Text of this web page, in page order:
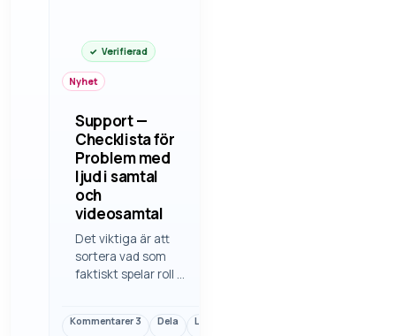
Verifierad
Nyhet
Support —
Checklista för
Problem med
ljud i samtal
och
videosamtal
Det viktiga är att
sortera vad som
faktiskt spelar roll i
videosamtal. Det är
Kommentarer 3 Dela Länk